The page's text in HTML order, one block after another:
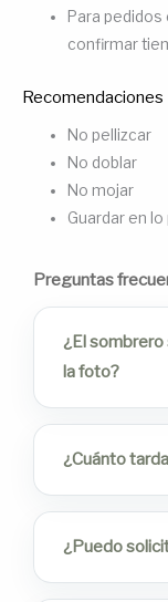
Para
confirmar
Recomendaciones
No pellizcar
No doblar
No mojar
Guardar en
Preguntas
¿El
la foto?
¿Cuánto
¿Puedo